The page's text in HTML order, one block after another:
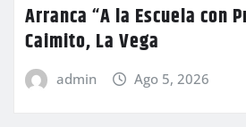
Arranca “A la Escuela con
Caimito, La Vega
admin Ago 5, 2026